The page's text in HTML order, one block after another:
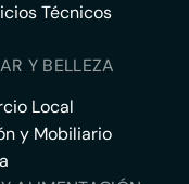
Técnicos
Y BELLEZA
Local
y Mobiliario